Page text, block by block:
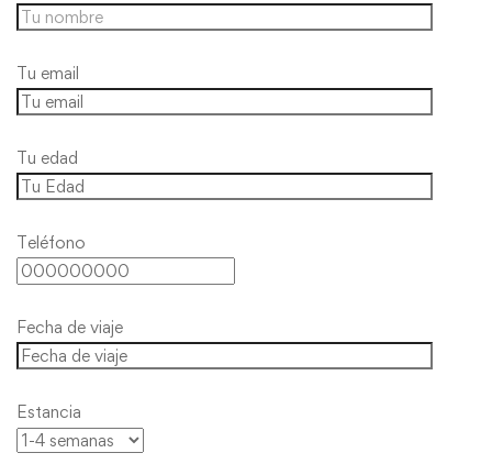
Tu email
Tu edad
Teléfono
Fecha de viaje
Estancia